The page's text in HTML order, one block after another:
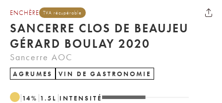
ENCHÈRE TVA récupérable
SANCERRE CLOS DE BEAUJEU
GÉRARD BOULAY 2020
Sancerre AOC
AGRUMES VIN DE GASTRONOMIE
14% 1.5 L INTENSITÉ